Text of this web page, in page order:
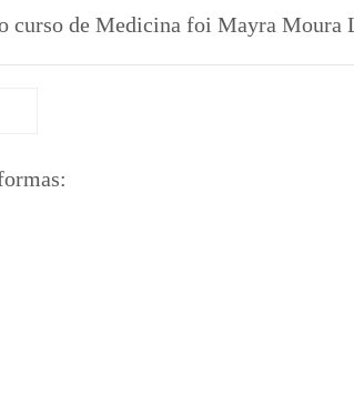
curso de Medicina foi Mayra Moura